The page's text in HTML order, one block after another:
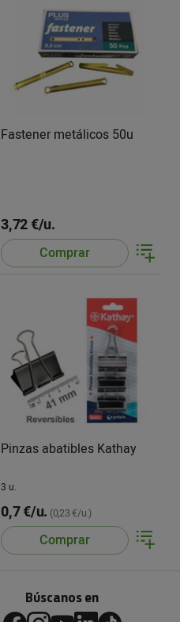
Fastener metálicos 50u
3,72 €/u.
Comprar
Pinzas abatibles Kathay
3 u.
0,7 €/u. (0,23 €/u.)
Comprar
Búscanos en